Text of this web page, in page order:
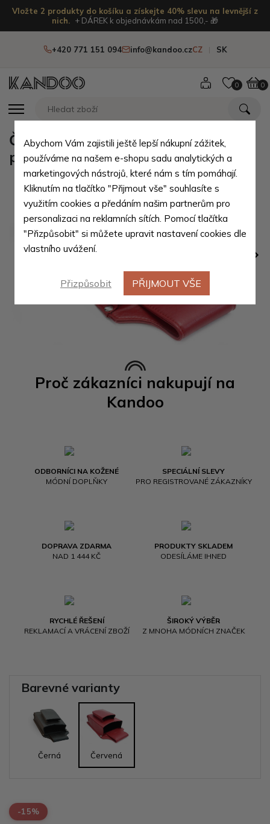
Vložte 2 produkty do košíku a získejte 40% slevu na levnější z
nich.
+ DÁREK k objednávkám nad 1500,- 🎁
+420 771 151 094 info@kandoo.czCZ SK
0 0
Proč zákazníci nakupují na
Kandoo
ODBORNÍCI NA KOŽENÉ
MÓDNÍ DOPLŇKY
SPECIÁLNÍ SLEVY
PRO REGISTROVANÉ ZÁKAZNÍKY
DOPRAVA ZDARMA
NAD 1 444 KČ
PRODUKTY SKLADEM
ODESÍLÁME IHNED
RYCHLÉ ŘEŠENÍ
REKLAMACÍ A VRÁCENÍ ZBOŽÍ
ŠIROKÝ VÝBĚR
Z MNOHA MÓDNÍCH ZNAČEK
Červené kožené číšnické pouzdro
pro flek Peyton
Barevné varianty
Černá Červená
-15%
Abychom Vám zajistili ještě lepší nákupní zážitek,
používáme na našem e-shopu sadu analytických a
marketingových nástrojů, které nám s tím pomáhají.
Kliknutím na tlačítko "Přijmout vše" souhlasíte s
využitím cookies a předáním našim partnerům pro
personalizaci na reklamních sítích. Pomocí tlačítka
"Přizpůsobit" si můžete upravit nastavení cookies dle
vlastního uvážení.
Přizpůsobit PŘIJMOUT VŠE